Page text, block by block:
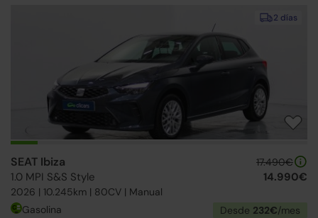
2 días
SEAT Ibiza
1.0 MPI S&S Style
2026 | 10.245km | 80CV | Manual
17.490€
14.990€
Gasolina Desde 232€/mes